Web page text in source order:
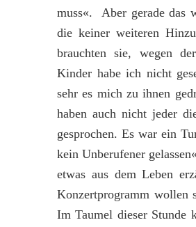
muss«. Aber gerade das
die keiner weiteren
brauchten sie, wegen
Kinder habe ich nicht
sehr es mich zu ihnen
haben auch nicht jeder
gesprochen. Es war ein
kein Unberufener
etwas aus dem Leben
Konzertprogramm wollen
Im Taumel dieser Stunde